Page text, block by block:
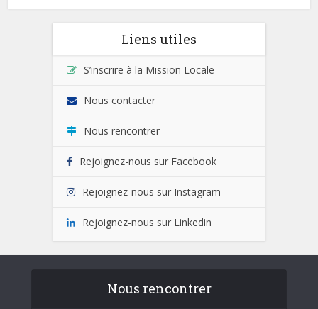
Liens utiles
S’inscrire à la Mission Locale
Nous contacter
Nous rencontrer
Rejoignez-nous sur Facebook
Rejoignez-nous sur Instagram
Rejoignez-nous sur Linkedin
Nous rencontrer